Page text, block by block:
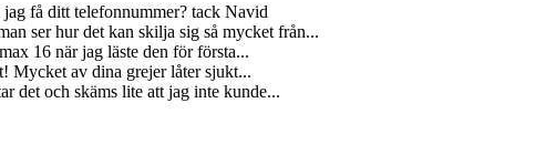
få ditt telefonnummer? tack Navid
ser hur det kan skilja sig så mycket från...
16 när jag läste den för första...
Mycket av dina grejer låter sjukt...
det och skäms lite att jag inte kunde...